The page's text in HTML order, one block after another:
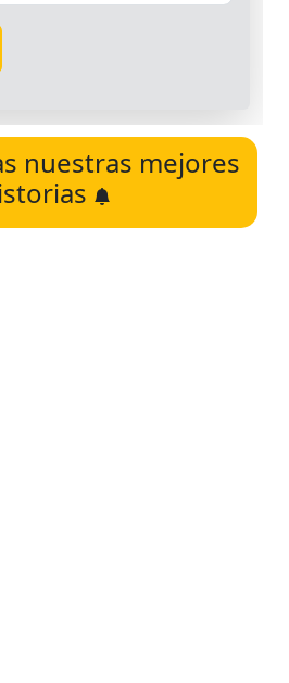
nuestras mejores